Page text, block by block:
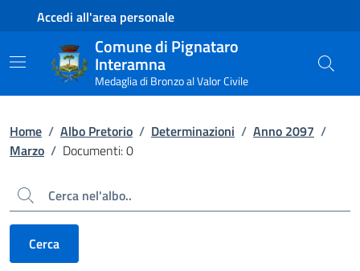
Contenuto principale
Piede di paginaAccedi all'area personale
Comune di Pignataro
Interamna
Medaglia di Bronzo al Valor Civile
Home / Albo Pretorio / Determinazioni / Anno 2097 /
Marzo / Documenti: 0
Cerca
Cerca